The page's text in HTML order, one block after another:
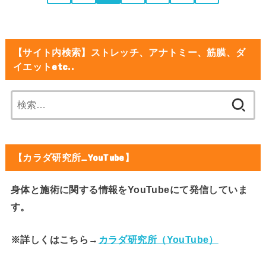
【サイト内検索】ストレッチ、アナトミー、筋膜、ダ
イエットetc..
索:
【カラダ研究所_YouTube】
身体と施術に関する情報をYouTubeにて発信していま
す。
※詳しくはこちら→ カラダ研究所（YouTube）